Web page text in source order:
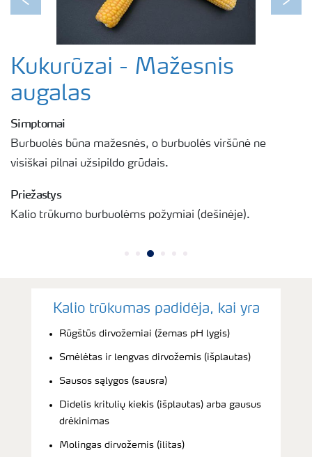
Previous Next
Kukurūzai - Mažesnis
augalas
Simptomai
Burbuolės būna mažesnės, o burbuolės viršūnė ne
visiškai pilnai užsipildo grūdais.
Priežastys
Kalio trūkumo burbuolėms požymiai (dešinėje).
Kalio trūkumas padidėja, kai yra
Rūgštūs dirvožemiai (žemas pH lygis)
Smėlėtas ir lengvas dirvožemis (išplautas)
Sausos sąlygos (sausra)
Didelis kritulių kiekis (išplautas) arba gausus
drėkinimas
Molingas dirvožemis (ilitas)